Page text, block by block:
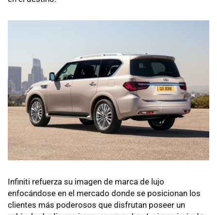
Infiniti refuerza su imagen de marca de lujo
enfocándose en el mercado donde se posicionan los
clientes más poderosos que disfrutan poseer un